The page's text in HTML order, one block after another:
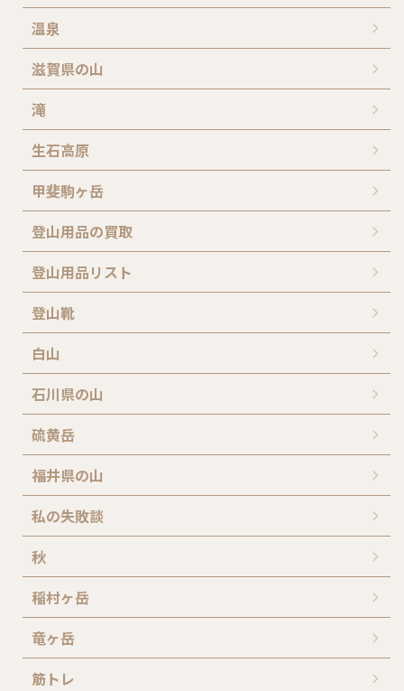
温泉
滋賀県の山
滝
生石高原
甲斐駒ヶ岳
登山用品の買取
登山用品リスト
登山靴
白山
石川県の山
硫黄岳
福井県の山
私の失敗談
秋
稲村ヶ岳
竜ヶ岳
筋トレ